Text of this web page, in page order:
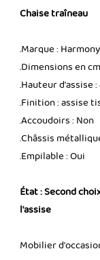
Chaise traîneau
.Marque : Harmony
.Dimensions en
.Hauteur d'assise
.Finition : assise
.Accoudoirs : Non
.Châssis
.Empilable : Oui
État : Second
l'assise
Mobilier